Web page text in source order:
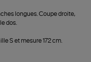
longues. Coupe droite,
dos.
S et mesure 172 cm.